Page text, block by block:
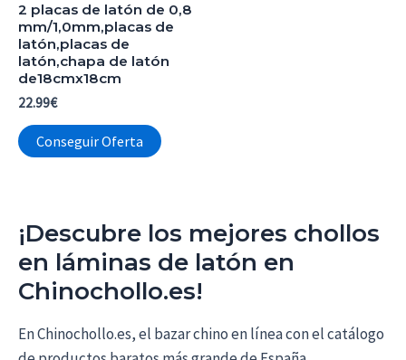
2 placas de latón de 0,8
mm/1,0mm,placas de
latón,placas de
latón,chapa de latón
de18cmx18cm
22.99€
Conseguir Oferta
¡Descubre los mejores chollos
en láminas de latón en
Chinochollo.es!
En Chinochollo.es, el bazar chino en línea con el catálogo